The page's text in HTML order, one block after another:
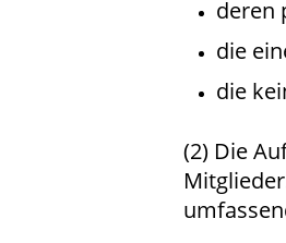
deren
die
die
(2) Die